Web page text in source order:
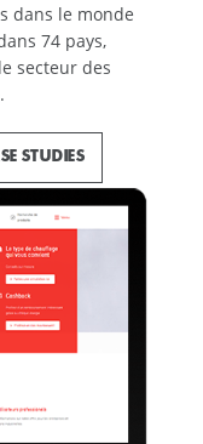
dans le monde
74 pays,
secteur des
STUDIES